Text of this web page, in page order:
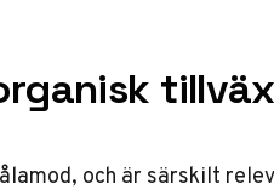
och är särskilt